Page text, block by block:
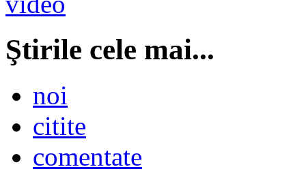
Ştirile cele mai...
noi
citite
comentate